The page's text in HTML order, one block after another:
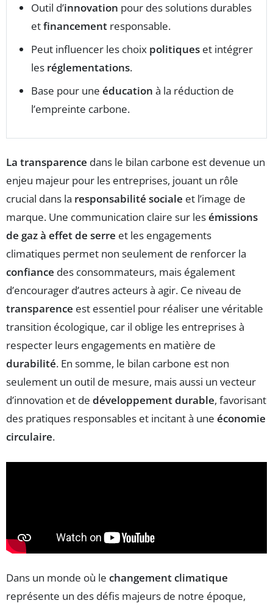
Outil d’innovation pour des solutions durables
etfinancement responsable.
Peut influencer les choix politiques et intégrer
les réglementations.
Base pour une éducation à la réduction de
l’empreinte carbone.
La transparence dans le bilan carbone est devenue un
enjeu majeur pour les entreprises, jouant un rôle
crucial dans la responsabilité sociale et l’image de
marque. Une communication claire sur lesémissions
de gaz à effet de serre et les engagements
climatiques permet non seulement de renforcer la
confiance des consommateurs, mais également
d’encourager d’autres acteurs à agir. Ce niveau de
transparence est essentiel pour réaliser une véritable
transition écologique, car il oblige les entreprises à
respecter leurs engagements en matière de
durabilité. En somme, le bilan carbone est non
seulement un outil de mesure, mais aussi un vecteur
d’innovation et de développement durable, favorisant
des pratiques responsables et incitant à une économie
circulaire.
Dans un monde où le changement climatique
représente un des défis majeurs de notre époque,